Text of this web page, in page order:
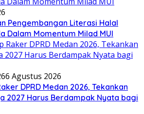
Pengembangan Literasi Halal
Dalam Momentum Milad MUI
6 Agustus 2026
DPRD Medan 2026, Tekankan
2027 Harus Berdampak Nyata bagi